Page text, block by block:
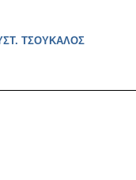
ΤΣΟΥΚΑΛΟΣ